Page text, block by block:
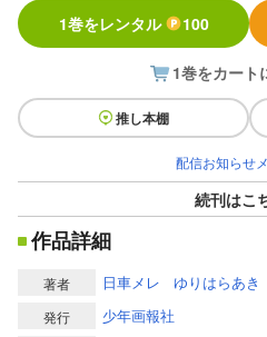
1巻をレンタル 100
1巻をカート
推し本棚
配信お知らせ
続刊はこ
作品詳細
著者 日車メレ ゆりはらあき
発行 少年画報社